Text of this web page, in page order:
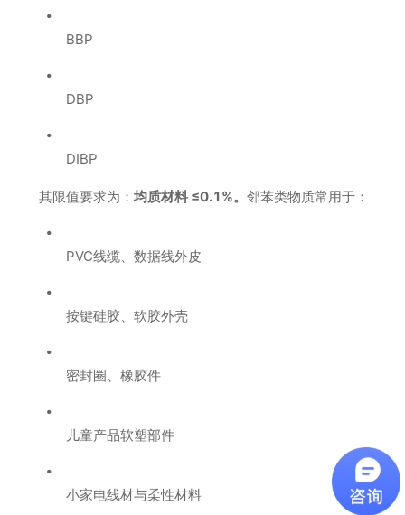
BBP
DBP
DIBP
其限值要求为：均质材料 ≤0.1%。邻苯类物质常用于：
PVC线缆、数据线外皮
按键硅胶、软胶外壳
密封圈、橡胶件
儿童产品软塑部件
小家电线材与柔性材料